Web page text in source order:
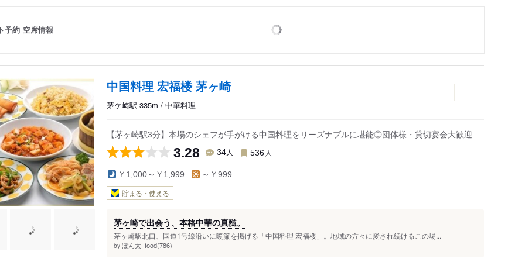
予約 空席情報
中国料理 宏福楼 茅ヶ崎
茅ケ崎駅 335m / 中華料理
【茅ヶ崎駅3分】本場のシェフが手がける中国料理をリーズナブルに堪能◎団体様・貸切宴会大歓迎
3.28 34人 536 人
￥1,000～￥1,999 ～￥999
貯まる・使える
茅ヶ崎で出会う、本格中華の真髄。
茅ヶ崎駅北口、国道1号線沿いに暖簾を掲げる「中国料理 宏福楼」。地域の方々に愛され続けるこの場...
by ぽん太_food(786)